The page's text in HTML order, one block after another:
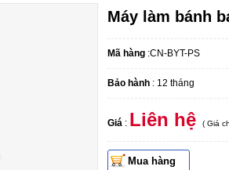
Máy làm bánh
Mã hàng :CN-BYT-PS
Bảo hành : 12 tháng
Giá : Liên hệ ( Giá
Mua hàng